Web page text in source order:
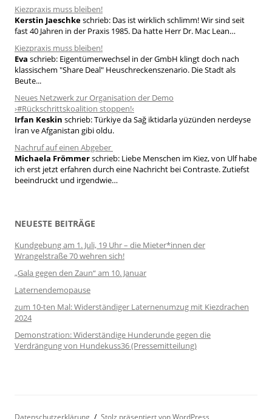
h
:
Kiezpraxis muss bleiben!
Kerstin Jaeschkeschrieb: Das ist wirklich schlimm! Wir sind seit
fast 40 Jahren in der Praxis 1985. Da hatte Herr Dr. Mac Lean…
Kiezpraxis muss bleiben!
Eva schrieb: Eigentümerwechsel in der GmbH klingt doch nach
klassischem "Share Deal" Heuschreckenszenario. Die Stadt als
Beute...
Neues Netzwerk zur Organisation der Demo
›#Rückschrittskoalition stoppen!‹
Irfan Keskin schrieb:Türkiye da Sağ iktidarla yüzünden nerdeyse
İran ve Afganistan gibi oldu.
Nachruf auf einen Abgeber
Michaela Frömmerschrieb: Liebe Menschen im Kiez, von Ulf habe
ich erst jetzt erfahren durch eine Nachricht bei Contraste. Zutiefst
beeindruckt und irgendwie…
NEUESTE BEITRÄGE
Kundgebung am 1. Juli, 19 Uhr – die Mieter*innen der
Wrangelstraße 70 wehren sich!
„Gala gegen den Zaun“ am 10. Januar
Laternendemopause
zum 10-ten Mal: Widerständiger Laternenumzug mit Kiezdrachen
2024
Demonstration: Widerständige Hunderunde gegen die
Verdrängung von Hundekuss36 (Pressemitteilung)
Datenschutzerklärung Stolz präsentiert von WordPress